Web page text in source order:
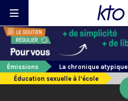
Émissions
La chronique atypique
Éducation sexuelle à l’école